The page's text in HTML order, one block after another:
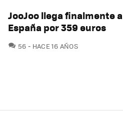
JooJoo llega finalmente a
España por 359 euros
56 COMENTARIOS
HACE 16 AÑOS